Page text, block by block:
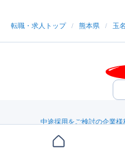
転職・求人トップ / 熊本県 / 玉
中途採用をご検討の企業様